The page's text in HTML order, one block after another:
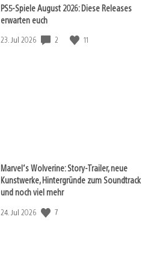
PS5-Spiele August 2026: Diese Releases
erwarten euch
Veröffentlichungsdatum:
23. Jul 2026 2 11
Marvel‘s Wolverine: Story-Trailer, neue
Kunstwerke, Hintergründe zum Soundtrack
und noch viel mehr
Veröffentlichungsdatum:
24. Jul 2026 7